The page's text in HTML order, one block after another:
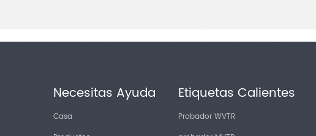
Necesitas Ayuda
Casa
Etiquetas Calientes
Probador WVTR